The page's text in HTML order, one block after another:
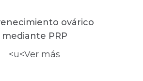
ovárico
mediante PRP
<u<Ver más